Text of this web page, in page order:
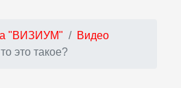
"ВИЗИУМ"
Видео
это такое?